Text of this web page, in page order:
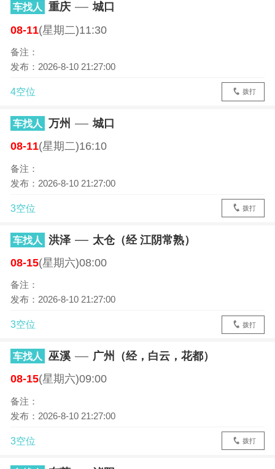
车找人 重庆
城口
08-11(星期二)11:30
备注：
发布：2026-8-10 21:27:00
4空位 拨打
车找人 万州
城口
08-11(星期二)16:10
备注：
发布：2026-8-10 21:27:00
3空位 拨打
车找人 洪泽
太仓（经 江阴常熟）
08-15(星期六)08:00
备注：
发布：2026-8-10 21:27:00
3空位 拨打
车找人 巫溪
广州（经，白云，花都）
08-15(星期六)09:00
备注：
发布：2026-8-10 21:27:00
3空位 拨打